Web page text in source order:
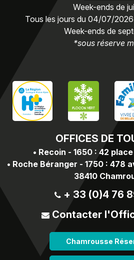
OFFICES DE
• Recoin - 1650 : 42
• Roche Béranger - 1750 : 478
38410
+ 33 (0)4 76
Contacter
Chamrousse
Week-ends de
Tous les jours du 04/07/
Week-ends de
*sous réserve